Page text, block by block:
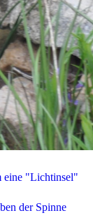
eine "Lichtinsel"
der Spinne